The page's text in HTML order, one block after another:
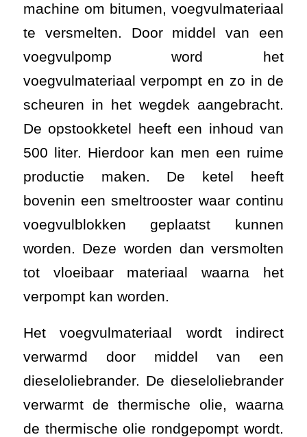
machine om bitumen, voegvulmateriaal
te versmelten. Door middel van een
voegvulpomp word het
voegvulmateriaal verpompt en zo in de
scheuren in het wegdek aangebracht.
De opstookketel heeft een inhoud van
500 liter. Hierdoor kan men een ruime
productie maken. De ketel heeft
bovenin een smeltrooster waar continu
voegvulblokken geplaatst kunnen
worden. Deze worden dan versmolten
tot vloeibaar materiaal waarna het
verpompt kan worden.
Het voegvulmateriaal wordt indirect
verwarmd door middel van een
dieseloliebrander. De dieseloliebrander
verwarmt de thermische olie, waarna
de thermische olie rondgepompt wordt.